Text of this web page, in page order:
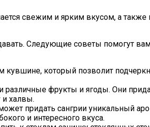
свежим и ярким вкусом, а
Следующие советы помогут
который позволит
различные фрукты и ягоды. Они
и халвы.
придать сангрии уникальный
и интересного вкуса.